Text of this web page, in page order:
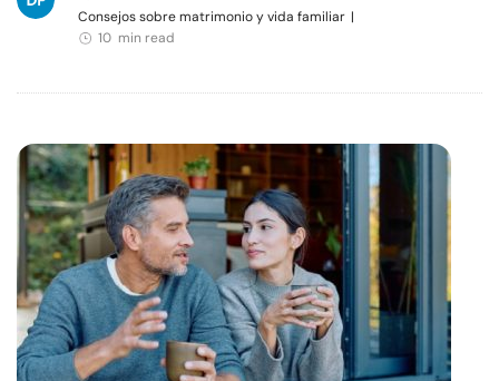
Consejos sobre matrimonio y vida familiar |
10 min read